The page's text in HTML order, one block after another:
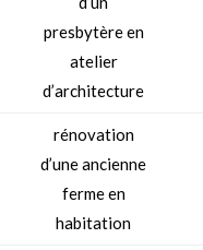
presbytère en
atelier
d’architecture
rénovation
d’une ancienne
ferme en
habitation